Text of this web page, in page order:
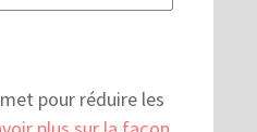
pour réduire les